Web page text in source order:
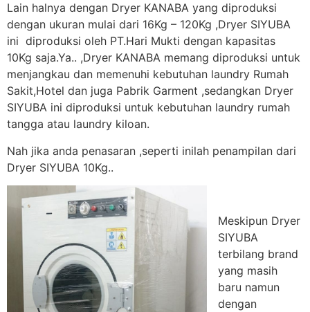
Lain halnya dengan Dryer KANABA yang diproduksi
dengan ukuran mulai dari 16Kg – 120Kg ,Dryer SIYUBA
ini diproduksi oleh PT.Hari Mukti dengan kapasitas
10Kg saja.Ya.. ,Dryer KANABA memang diproduksi untuk
menjangkau dan memenuhi kebutuhan laundry Rumah
Sakit,Hotel dan juga Pabrik Garment ,sedangkan Dryer
SIYUBA ini diproduksi untuk kebutuhan laundry rumah
tangga atau laundry kiloan.
Nah jika anda penasaran ,seperti inilah penampilan dari
Dryer SIYUBA 10Kg..
Meskipun Dryer
SIYUBA
terbilang brand
yang masih
baru namun
dengan